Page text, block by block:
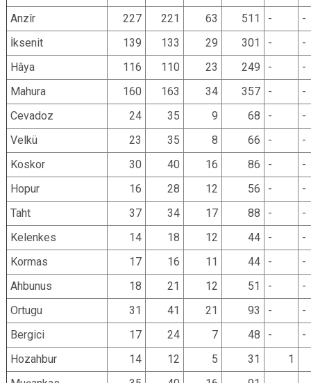
Anzîr
227 221 63 511 -
-
İksenit
139 133 29 301 -
-
Hâya
116 110 23 249 -
-
Mahura
160 163 34 357 -
-
Cevadoz
24 35 9 68 -
-
Velkü
23 35 8 66 -
-
Koskor
30 40 16 86 -
-
Hopur
16 28 12 56 -
-
Taht
37 34 17 88 -
-
Kelenkes
14 18 12 44 -
-
Kormas
17 16 11 44 -
-
Ahbunus
18 21 12 51 -
-
Ortugu
31 41 21 93 -
-
Bergici
17 24 7 48 -
-
Hozahbur
14 12 5 31
1